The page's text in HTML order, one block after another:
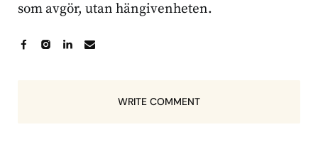
som avgör, utan hängivenheten.
WRITE COMMENT